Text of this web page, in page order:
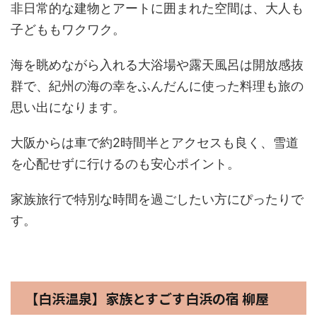
非日常的な建物とアートに囲まれた空間は、大人も
子どももワクワク。
海を眺めながら入れる大浴場や露天風呂は開放感抜
群で、紀州の海の幸をふんだんに使った料理も旅の
思い出になります。
大阪からは車で約2時間半とアクセスも良く、雪道
を心配せずに行けるのも安心ポイント。
家族旅行で特別な時間を過ごしたい方にぴったりで
す。
【白浜温泉】家族とすごす白浜の宿 柳屋